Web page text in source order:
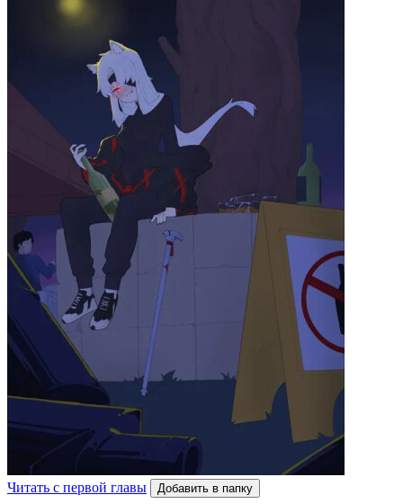
Читать с первой главы Добавить в папку